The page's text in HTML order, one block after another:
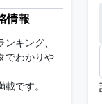
情報
キング、
でわかりや
です。